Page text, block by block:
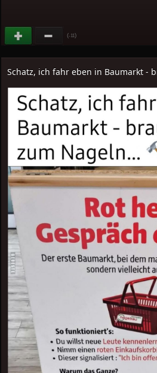
(-11)
Schatz, ich fahr eben in Baumarkt -